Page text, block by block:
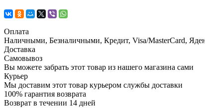
Оплата
Наличными, Безналичными, Кредит, Visa/MasterCard,
Доставка
Самовывоз
Вы можете забрать этот товар из нашего магазина сами
Курьер
Мы доставим этот товар курьером службы доставки
100% гарантия возврата
Возврат в течении 14 дней